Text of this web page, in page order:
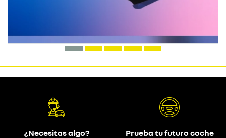
¿Necesitas algo?
Prueba tu futuro coche